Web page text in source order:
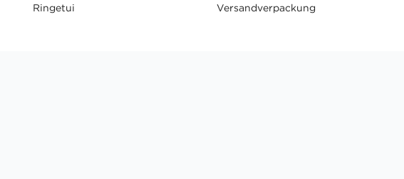
Ringetui
Versandverpackung